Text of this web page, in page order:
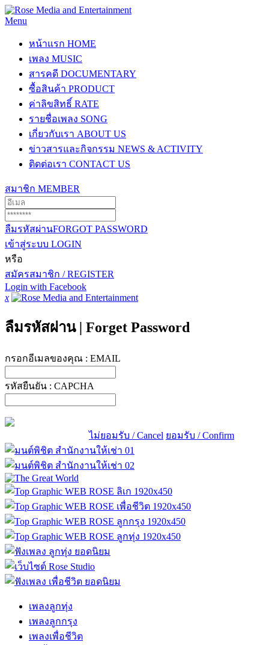
Menu
หน้าแรก HOME
เพลง MUSIC
สารคดี DOCUMENTARY
ซื้อสินค้า PRODUCT
ค่าลิขสิทธิ์ RATE
รายชื่อเพลง SONG
เกี่ยวกับเรา ABOUT US
ข่าวสารและกิจกรรม NEWS & ACTIVITY
ติดต่อเรา CONTACT US
สมาชิก MEMBER
ลืมรหัสผ่านFORGOT PASSWORD
เข้าสู่ระบบ LOGIN
หรือ
สมัครสมาชิก / REGISTER
Login with Facebook
x
ลืมรหัสผ่าน | Forget Password
กรอกอีเมลของคุณ : EMAIL
รหัสยืนยัน : CAPCHA
ไม่ยอมรับ / Cancel ยอมรับ / Confirm
เพลงลูกทุ่ง
เพลงลูกกรุง
เพลงเพื่อชีวิต